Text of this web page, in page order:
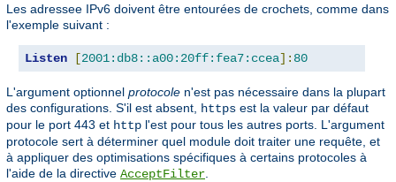
Les adressee IPv6 doivent être entourées de crochets, comme dans
l'exemple suivant :
Listen [2001:db8::a00:20ff:fea7:ccea]: 80
L'argument optionnel protocole n'est pas nécessaire dans la plupart
des configurations. S'il est absent,
https est la valeur par défaut
pour le port 443 et http l'est pour tous les autres ports. L'argument
protocole sert à déterminer quel module doit traiter une requête, et
à appliquer des optimisations spécifiques à certains protocoles à
l'aide de la directive AcceptFilter